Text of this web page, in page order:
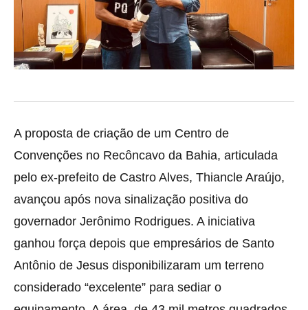
A proposta de criação de um Centro de
Convenções no Recôncavo da Bahia, articulada
pelo ex-prefeito de Castro Alves, Thiancle Araújo,
avançou após nova sinalização positiva do
governador Jerônimo Rodrigues. A iniciativa
ganhou força depois que empresários de Santo
Antônio de Jesus disponibilizaram um terreno
considerado “excelente” para sediar o